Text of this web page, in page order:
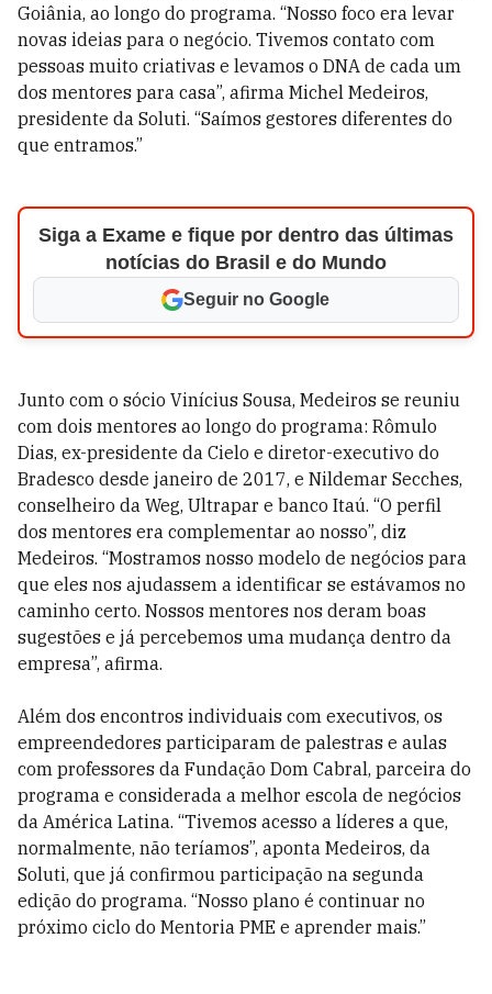
Goiânia, ao longo do programa. “Nosso foco era levar
novas ideias para o negócio. Tivemos contato com
pessoas muito criativas e levamos o DNA de cada um
dos mentores para casa”, afirma Michel Medeiros,
presidente da Soluti. “Saímos gestores diferentes do
que entramos.”
Siga a Exame e fique por dentro das últimas
notícias do Brasil e do Mundo
Seguir no Google
Junto com o sócio Vinícius Sousa, Medeiros se reuniu
com dois mentores ao longo do programa: Rômulo
Dias, ex-presidente da Cielo e diretor-executivo do
Bradesco desde janeiro de 2017, e Nildemar Secches,
conselheiro da Weg, Ultrapar e banco Itaú. “O perfil
dos mentores era complementar ao nosso”, diz
Medeiros. “Mostramos nosso modelo de negócios para
que eles nos ajudassem a identificar se estávamos no
caminho certo. Nossos mentores nos deram boas
sugestões e já percebemos uma mudança dentro da
empresa”, afirma.
Além dos encontros individuais com executivos, os
empreendedores participaram de palestras e aulas
com professores da Fundação Dom Cabral, parceira do
programa e considerada a melhor escola de negócios
da América Latina. “Tivemos acesso a líderes a que,
normalmente, não teríamos”, aponta Medeiros, da
Soluti, que já confirmou participação na segunda
edição do programa. “Nosso plano é continuar no
próximo ciclo do Mentoria PME e aprender mais.”